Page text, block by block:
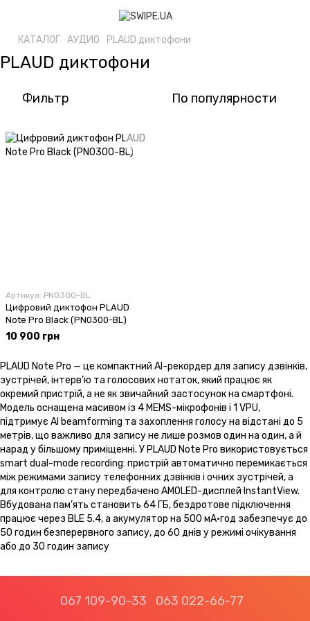
КАТАЛОГ АУДИО PLAUD диктофони
PLAUD диктофони
Фильтр По популярности
Артикул: PN0300-BL
Цифровий диктофон PLAUD
Note Pro Black (PN0300-BL)
10 900 грн
PLAUD Note Pro — це компактний AI-рекордер для запису дзвінків,
зустрічей, інтерв’ю та голосових нотаток, який працює як
окремий пристрій, а не як звичайний застосунок на смартфоні.
Модель оснащена масивом із 4 MEMS-мікрофонів і 1 VPU,
підтримує AI beamforming та захоплення голосу на відстані до 5
метрів, що важливо для запису не лише розмов один на один, а й
нарад у більшому приміщенні. У PLAUD Note Pro використовується
smart dual-mode recording: пристрій автоматично перемикається
між режимами запису телефонних дзвінків і очних зустрічей, а
для контролю стану передбачено AMOLED-дисплей InstantView.
Вбудована пам’ять становить 64 ГБ, бездротове підключення
працює через BLE 5.4, а акумулятор на 500 мА·год забезпечує до
50 годин безперервного запису, до 60 днів у режимі очікування
або до 30 годин запису
067 109-90-33 063 022-66-77